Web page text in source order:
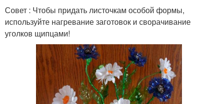
Совет : Чтобы придать листочкам особой формы,
используйте нагревание заготовок и сворачивание
уголков щипцами!